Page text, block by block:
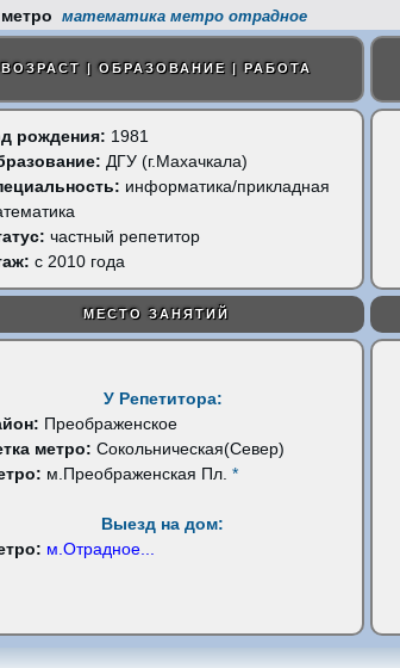
математика метро отрадное
ВОЗРАСТ | ОБРАЗОВАНИЕ | РАБОТА
рождения: 1981
ДГУ (г.Махачкала)
информатика/прикладная
частный репетитор
с 2010 года
МЕСТО ЗАНЯТИЙ
У Репетитора:
Преображенское
метро: Сокольническая(Север)
м.Преображенская Пл. *
Выезд на дом:
м.Отрадное...